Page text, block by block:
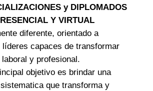
y DIPLOMADOS
Y VIRTUAL
diferente, orientado a
líderes capaces de transformar
y profesional.
objetivo es brindar una
que transforma y